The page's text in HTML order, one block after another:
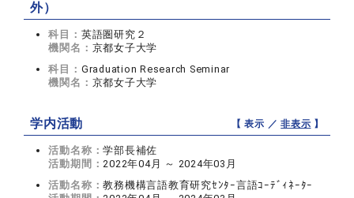
外）
科目： 英語圏研究２
機関名： 京都女子大学
科目： Graduation Research Seminar
機関名： 京都女子大学
学内活動 【 表示 ／非表示 】
活動名称：学部長補佐
活動期間：2022年04月 ～ 2024年03月
活動名称：教務機構言語教育研究ｾﾝﾀｰ言語ｺｰﾃﾞｨﾈｰﾀｰ